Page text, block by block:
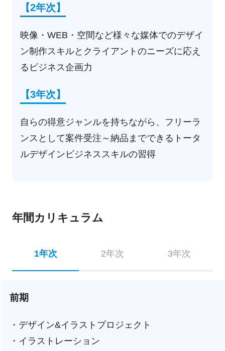
【2年次】
映像・WEB・空間など様々な媒体でのデザイ
ン制作スキルとクライアントのニーズに応え
るビジネス企画力
【3年次】
自らの得意ジャンルを持ちながら、フリーラ
ンスとして案件受注～納品までできるトータ
ルデザインビジネススキルの習得
年間カリキュラム
1年次 2年次 3年次
前期
・デザイン&イラストプロジェクト
・イラストレーション